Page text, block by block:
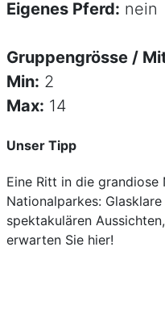
Eigenes Pferd: nein
Gruppengrösse /
Min: 2
Max: 14
Unser Tipp
Eine Ritt in die grandiose
Nationalparkes:
spektakulären
erwarten Sie hier!